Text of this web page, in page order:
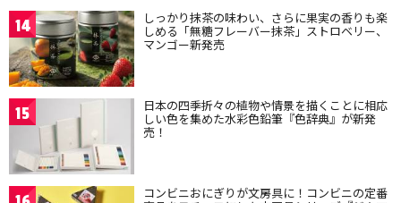
14 しっかり抹茶の味わい、さらに果実の香りも楽
しめる「無糖フレーバー抹茶」ストロベリー、
マンゴー新発売
15 日本の四季折々の植物や情景を描くことに相応
しい色を集めた水彩色鉛筆『色辞典』が新発
売！
コンビニおにぎりが文房具に！コンビニの定番